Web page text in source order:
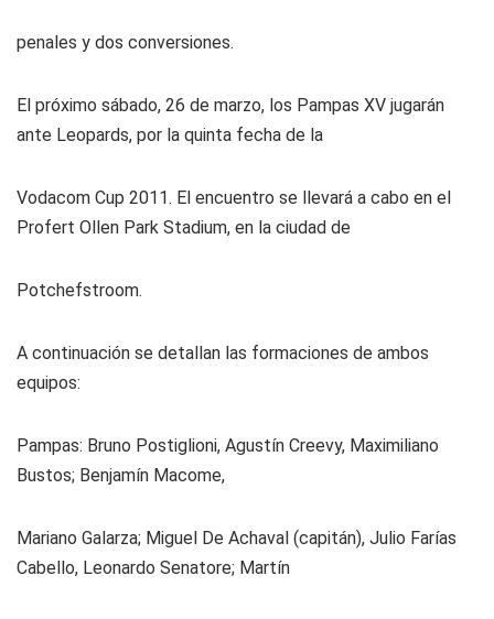
penales y dos conversiones.
El próximo sábado, 26 de marzo, los Pampas XV jugarán
ante Leopards, por la quinta fecha de la
Vodacom Cup 2011. El encuentro se llevará a cabo en el
Profert Ollen Park Stadium, en la ciudad de
Potchefstroom.
A continuación se detallan las formaciones de ambos
equipos:
Pampas: Bruno Postiglioni, Agustín Creevy, Maximiliano
Bustos; Benjamín Macome,
Mariano Galarza; Miguel De Achaval (capitán), Julio Farías
Cabello, Leonardo Senatore; Martín